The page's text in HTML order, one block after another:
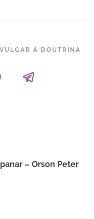
A DOUTRINA
– Orson Peter